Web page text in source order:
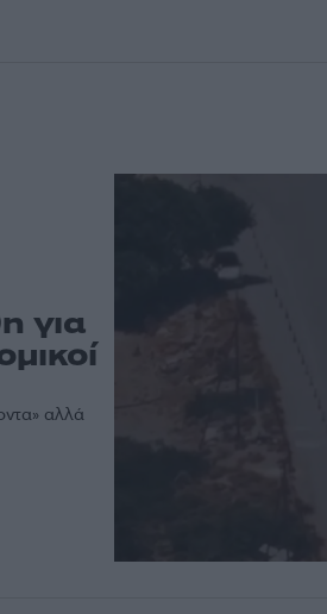
για
αλλά